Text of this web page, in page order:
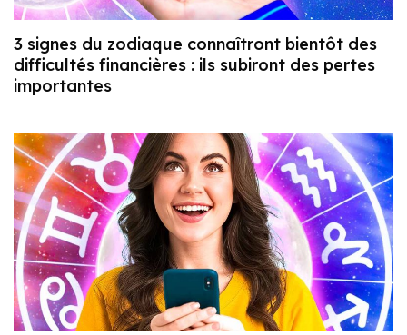
3 signes du zodiaque connaîtront bientôt des
difficultés financières : ils subiront des pertes
importantes